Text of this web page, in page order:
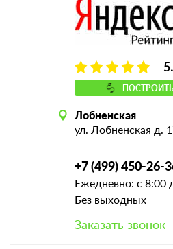
Лобненская
ул. Лобненская д.
+7 (499) 450-26-
Ежедневно: с 8:00
Без выходных
Заказать звонок